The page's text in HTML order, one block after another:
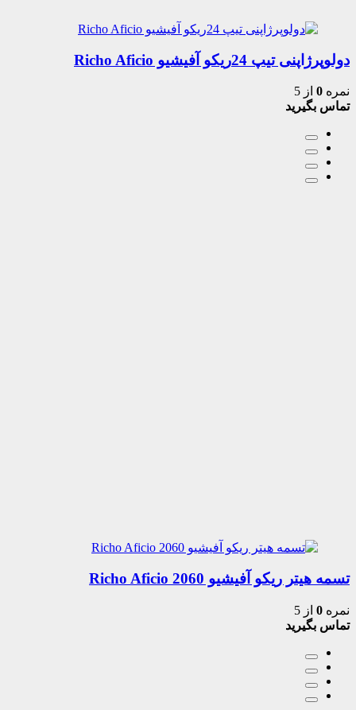
دولوپرژاپنی تیپ 24ریکو آفیشیو Richo Aficio
نمره 0 از 5
تماس بگیرید
تسمه هیتر ریکو آفیشیو 2060 Richo Aficio
نمره 0 از 5
تماس بگیرید